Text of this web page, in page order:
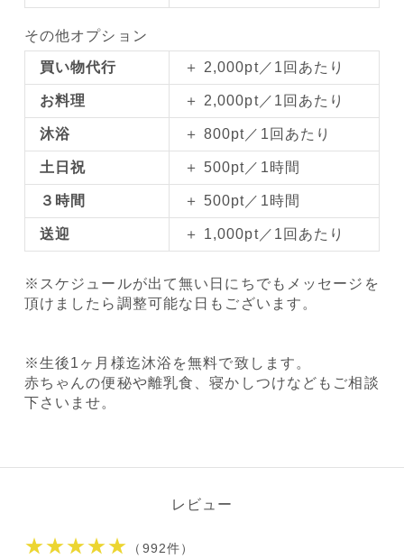
その他オプション
買い物代行 ＋ 2,000pt／1回あたり
お料理 ＋ 2,000pt／1回あたり
沐浴 ＋ 800pt／1回あたり
土日祝 ＋ 500pt／1時間
３時間 ＋ 500pt／1時間
送迎 ＋ 1,000pt／1回あたり
※スケジュールが出て無い日にちでもメッセージを
頂けましたら調整可能な日もございます。
※生後1ヶ月様迄沐浴を無料で致します。
赤ちゃんの便秘や離乳食、寝かしつけなどもご相談
下さいませ。
レビュー
★★★★★ （992件）